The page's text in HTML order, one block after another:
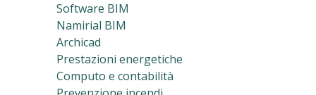
Software BIM
Namirial BIM
Archicad
Prestazioni energetiche
Computo e contabilità